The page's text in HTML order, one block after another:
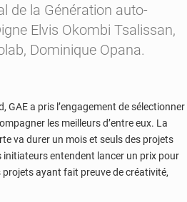
de la Génération auto-
Elvis Okombi Tsalissan,
Dominique Opana.
GAE a pris l’engagement de sélectionner
les meilleurs d’entre eux. La
va durer un mois et seuls des projets
entendent lancer un prix pour
ayant fait preuve de créativité,